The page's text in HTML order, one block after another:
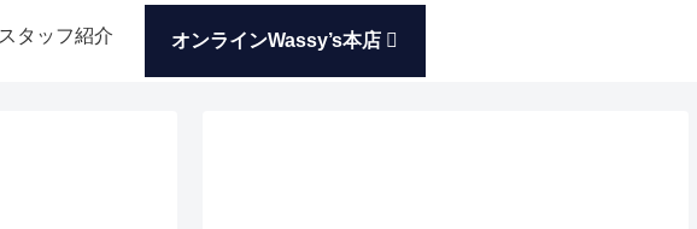
スタッフ紹介 オンラインWassy’s本店